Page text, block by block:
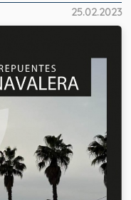
25.02.2023